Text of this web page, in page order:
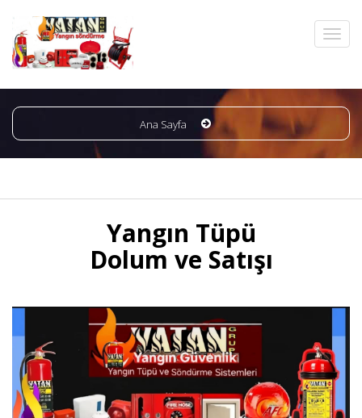
Ana Sayfa
Yangın Tüpü
Dolum ve Satışı